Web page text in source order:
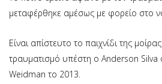
μεταφέρθηκε αμέσως με φορείο στο
Είναι απίστευτο το παιχνίδι της
τραυματισμό υπέστη ο Anderson Silva
Weidman το 2013.